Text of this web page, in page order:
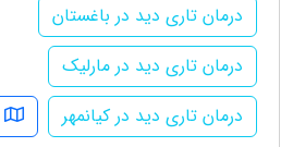
درمان تاری دید در باغستان
درمان تاری دید در مارلیک
درمان تاری دید در کیانمهر